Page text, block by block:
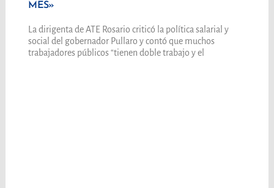
MES»
La dirigenta de ATE Rosario criticó la política salarial y
social del gobernador Pullaro y contó que muchos
trabajadores públicos “tienen doble trabajo y el